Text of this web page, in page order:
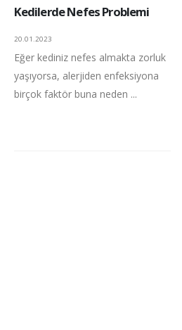
Kedilerde Nefes Problemi
20.01.2023
Eğer kediniz nefes almakta zorluk
yaşıyorsa, alerjiden enfeksiyona
birçok faktör buna neden ...